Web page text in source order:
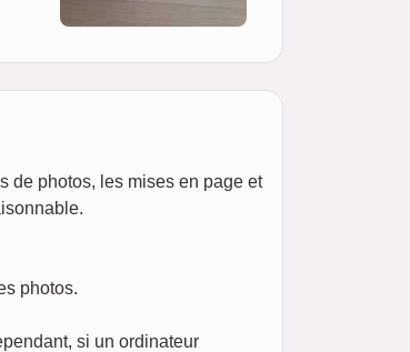
de photos, les mises en page et
photos.
si un ordinateur